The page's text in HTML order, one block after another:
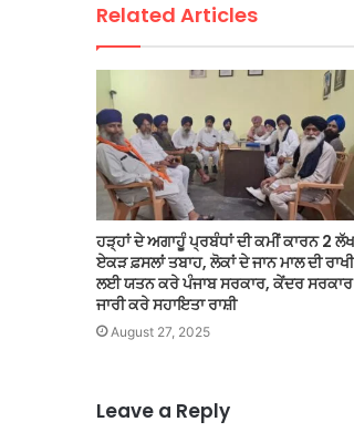
Related Articles
ਹੜ੍ਹਾਂ ਦੇ ਅਗਾਹੂੰ ਪ੍ਰਬੰਧਾਂ ਦੀ ਕਮੀਂ ਕਾਰਨ 2 ਲੱਖ
ਏਕੜ ਫ਼ਸਲਾਂ ਤਬਾਹ, ਲੋਕਾਂ ਦੇ ਜਾਨ ਮਾਲ ਦੀ ਰਾਖੀ
ਲਈ ਯਤਨ ਕਰੇ ਪੰਜਾਬ ਸਰਕਾਰ, ਕੇਂਦਰ ਸਰਕਾਰ
ਜਾਰੀ ਕਰੇ ਸਹਾਇਤਾ ਰਾਸ਼ੀ
August 27, 2025
Leave a Reply